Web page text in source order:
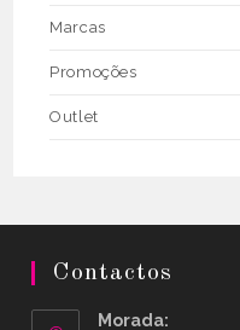
Marcas
Promoções
Outlet
Contactos
Morada: